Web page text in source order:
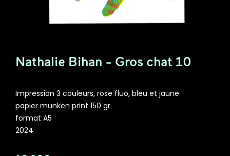
Nathalie Bihan - Gros chat 10
Impression 3 couleurs, rose fluo, bleu et jaune
papier munken print 150 gr
format A5
2024